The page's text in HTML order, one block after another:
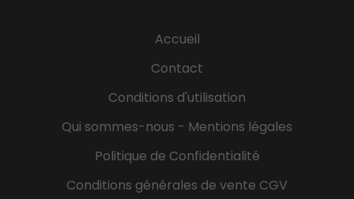
réalisation des plans de prévention avec les
Accueil
Contact
Conditions d'utilisation
Qui sommes-nous - Mentions légales
Politique de Confidentialité
Conditions générales de vente CGV